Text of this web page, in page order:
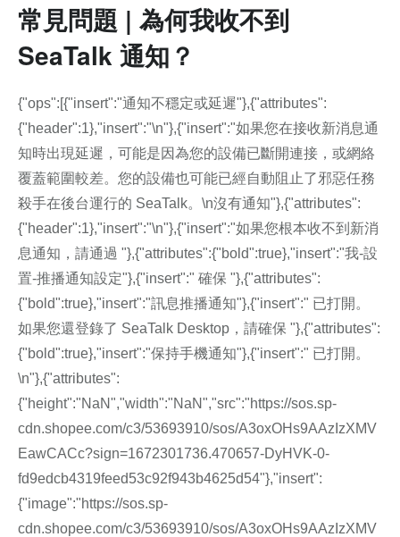
訊息
通知與隱私權設定
個人檔案
其他問題
常見問題 | 為何我收不到
SeaTalk 通知？
{"ops":[{"insert":"通知不穩定或延遲"},{"attributes":
{"header":1},"insert":"\n"},{"insert":"如果您在接收新消息通
知時出現延遲，可能是因為您的設備已斷開連接，或網絡
覆蓋範圍較差。您的設備也可能已經自動阻止了邪惡任務
殺手在後台運行的 SeaTalk。\n沒有通知"},{"attributes":
{"header":1},"insert":"\n"},{"insert":"如果您根本收不到新消
息通知，請通過 "},{"attributes":{"bold":true},"insert":"我-設
置-推播通知設定"},{"insert":" 確保 "},{"attributes":
{"bold":true},"insert":"訊息推播通知"},{"insert":" 已打開。
如果您還登錄了 SeaTalk Desktop，請確保 "},{"attributes":
{"bold":true},"insert":"保持手機通知"},{"insert":" 已打開。
\n"},{"attributes":
{"height":"NaN","width":"NaN","src":"https://sos.sp-
cdn.shopee.com/c3/53693910/sos/A3oxOHs9AAzIzXMV
EawCACc?sign=1672301736.470657-DyHVK-0-
fd9edcb4319feed53c92f943b4625d54"},"insert":
{"image":"https://sos.sp-
cdn.shopee.com/c3/53693910/sos/A3oxOHs9AAzIzXMV